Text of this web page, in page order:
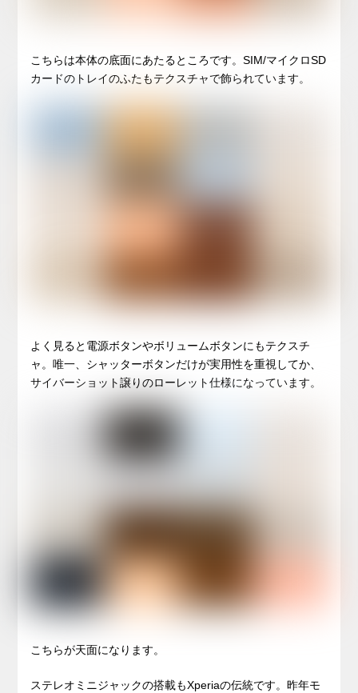
こちらは本体の底面にあたるところです。SIM/マイクロSD
カードのトレイのふたもテクスチャで飾られています。
よく見ると電源ボタンやボリュームボタンにもテクスチ
ャ。唯一、シャッターボタンだけが実用性を重視してか、
サイバーショット譲りのローレット仕様になっています。
こちらが天面になります。
ステレオミニジャックの搭載もXperiaの伝統です。昨年モ